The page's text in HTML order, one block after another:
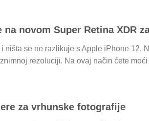
novom Super Retina XDR
ništa se ne razlikuje s Apple iPhone 12.
rezoluciji. Na ovaj način ćete
za vrhunske fotografije